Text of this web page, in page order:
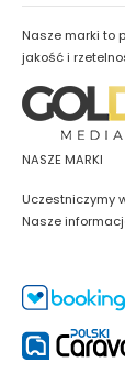
Nasze marki to
jakość i
NASZE MARKI
Uczestniczymy
Nasze